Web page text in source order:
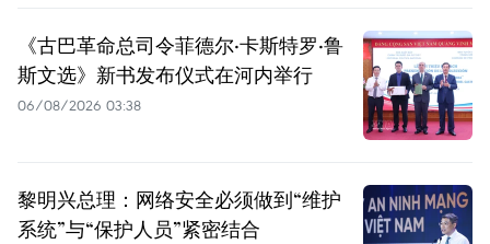
《古巴革命总司令菲德尔·卡斯特罗·鲁
斯文选》新书发布仪式在河内举行
06/08/2026 03:38
黎明兴总理：网络安全必须做到“维护
系统”与“保护人员”紧密结合